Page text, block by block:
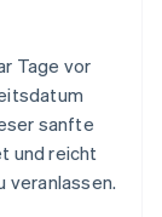
Tage vor
sanfte
und reicht
veranlassen.